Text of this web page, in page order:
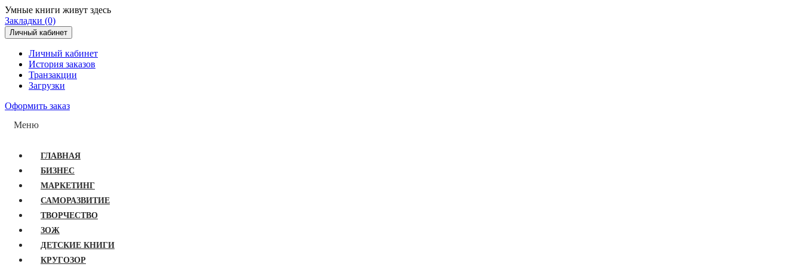
Умные книги живут здесь
Закладки (0)
Личный кабинет
Личный кабинет
История заказов
Транзакции
Загрузки
Оформить заказ
Меню
ГЛАВНАЯ
БИЗНЕС
МАРКЕТИНГ
САМОРАЗВИТИЕ
ТВОРЧЕСТВО
ЗОЖ
ДЕТСКИЕ КНИГИ
КРУГОЗОР